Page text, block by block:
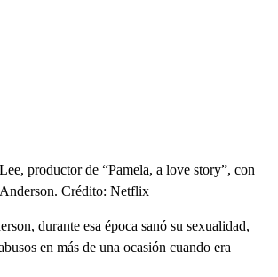
productor de “Pamela, a love story”, con
Crédito: Netflix
durante esa época sanó su sexualidad,
en más de una ocasión cuando era